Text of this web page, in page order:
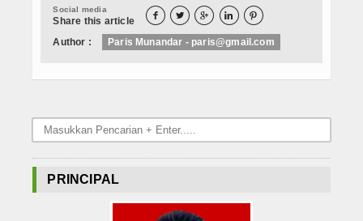
Social media
Share this article     
Author : Paris Munandar - paris@gmail.com
PRINCIPAL